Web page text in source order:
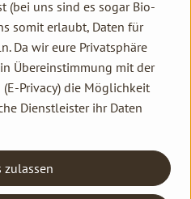
zum Warenkorb hinzufügen
, Preis:
4,29 €
(bei uns sind es sogar Bio-
somit erlaubt, Daten für
Da wir eure Privatsphäre
Übereinstimmung mit der
Privacy) die Möglichkeit
Dienstleister ihr Daten
zulassen